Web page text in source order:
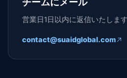
営業日1日以内に返信いたします
contact@suaidglobal.com